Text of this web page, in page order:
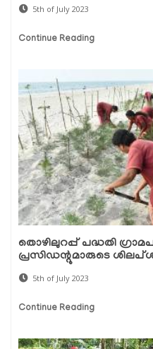
5th of July 2023
Continue Reading
തൊഴിലുറപ്പ് പദ്ധതി
പ്രസിഡന്റുമാരുടെ
5th of July 2023
Continue Reading